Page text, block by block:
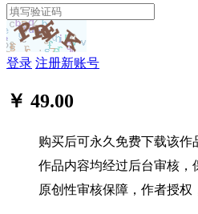
登录 注册新账号
￥ 49.00
购买后可永久免费下载该作
作品内容均经过后台审核，
原创性审核保障，作者授权